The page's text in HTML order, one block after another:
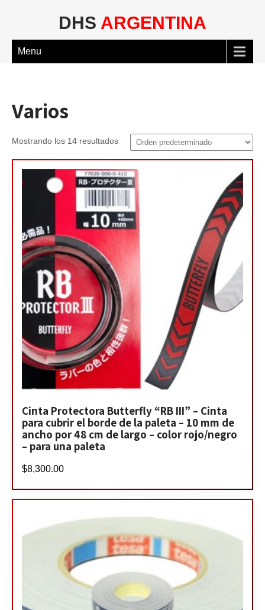
DHS ARGENTINA
Menu
Varios
Mostrando los 14 resultados
Cinta Protectora Butterfly “RB III” – Cinta
para cubrir el borde de la paleta – 10 mm de
ancho por 48 cm de largo – color rojo/negro
– para una paleta
$8,300.00